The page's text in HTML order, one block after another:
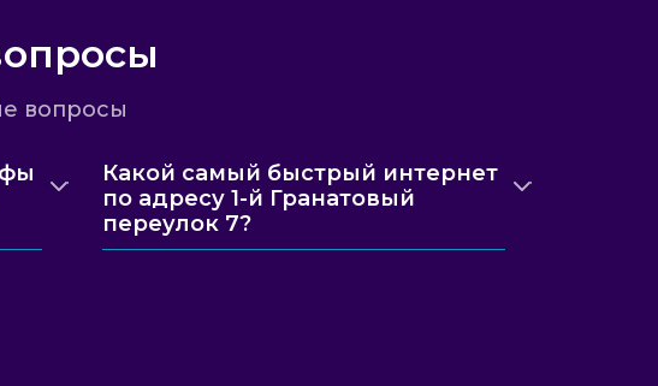
вопросы
Какой самый быстрый интернет
по адресу 1-й Гранатовый
переулок 7?